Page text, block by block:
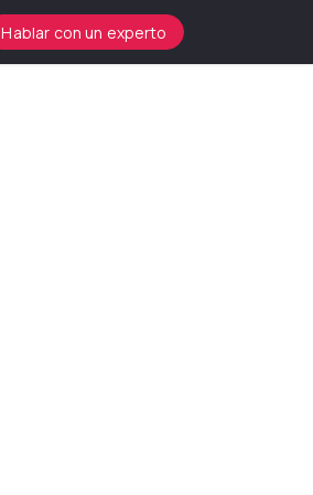
Hablar con un experto